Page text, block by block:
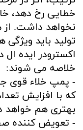
خطایی رخ دهد،
نخواهد داشت. از
تولید باید
اکسترودر ایده‌ ال
خلاصه می‌ شوند:
- پمپ خلاء قوی
که با افزایش
بهتری هم
- تعویض‌ کننده